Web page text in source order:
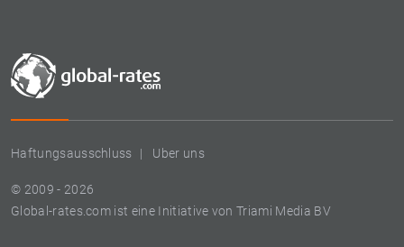
Haftungsausschluss Uber uns
© 2009 - 2026
Global-rates.com ist eine Initiative von Triami Media BV